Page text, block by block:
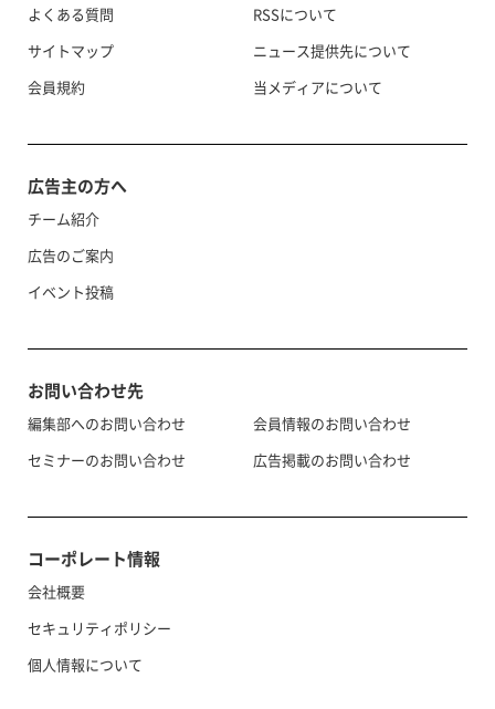
よくある質問
サイトマップ
会員規約
RSSについて
ニュース提供先について
当メディアについて
広告主の方へ
チーム紹介
広告のご案内
イベント投稿
お問い合わせ先
編集部へのお問い合わせ
セミナーのお問い合わせ
会員情報のお問い合わせ
広告掲載のお問い合わせ
コーポレート情報
会社概要
セキュリティポリシー
個人情報について